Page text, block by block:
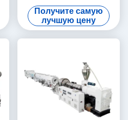
производственная линия
20-63 трубы ППР
Получите самую
лучшую цену